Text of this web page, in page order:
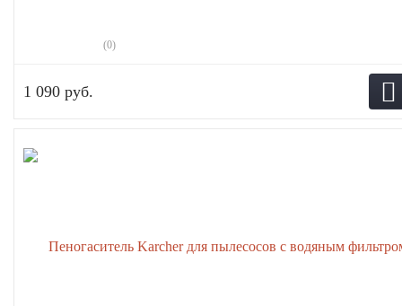
(0)
1 090 руб.